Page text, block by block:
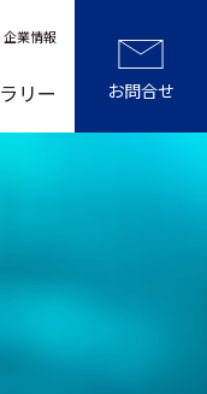
リー お問合せ
企業情報